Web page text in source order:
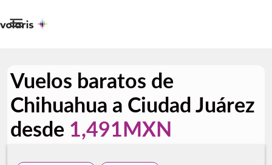

Vuelos baratos de
Chihuahua a Ciudad Juárez
desde 1,491MXN